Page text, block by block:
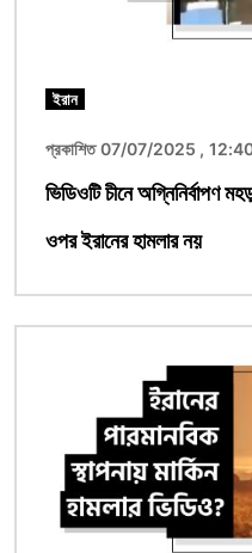
ইরান
প্রকাশিত 07/07/2025 ,
ভিডিওটি চীনে অগ্নিনির্বাপণ
ওপর ইরানের হামলার নয়